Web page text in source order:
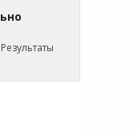
Результаты